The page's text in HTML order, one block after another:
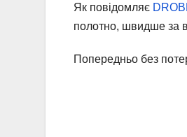
Як повідомляє
полотно, швидше за
Попередньо без